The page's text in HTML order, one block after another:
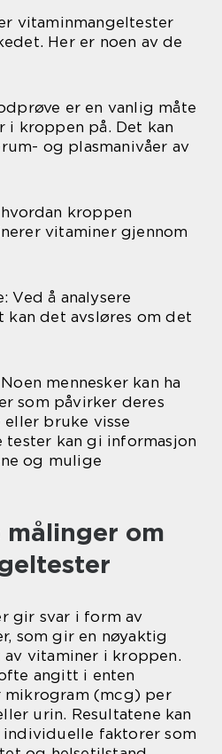
vitaminmangeltester
Her er noen av de
er en vanlig måte
i kroppen på. Det kan
og plasmanivåer av
kroppen
vitaminer gjennom
Ved å analysere
kan det avsløres om det
mennesker kan ha
som påvirker deres
bruke visse
tester kan gi informasjon
og mulige
om
gir svar i form av
som gir en nøyaktig
av vitaminer i kroppen.
angitt i enten
mikrogram (mcg) per
urin. Resultatene kan
individuelle faktorer som